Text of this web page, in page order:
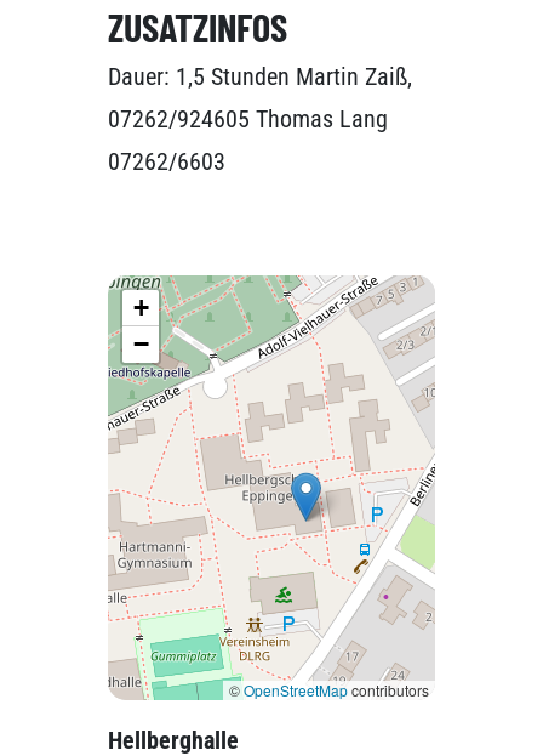
ZUSATZINFOS
Dauer: 1,5 Stunden Martin Zaiß,
07262/924605 Thomas Lang
07262/6603
+
−
©OpenStreetMapcontributors
Hellberghalle